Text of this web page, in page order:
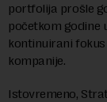
portfolija prošle
početkom godine
kontinuirani
kompanije.
Istovremeno,